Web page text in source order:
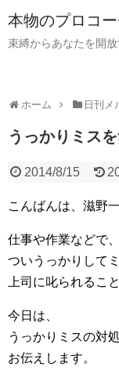
本物のプロコ
束縛からあなたを開
ホーム 日刊メ
うっかりミス
2014/8/15
こんばんは、滋野
仕事や作業などで、
ついうっかりして
上司に叱られるこ
今日は、
うっかりミスの対
お伝えします。